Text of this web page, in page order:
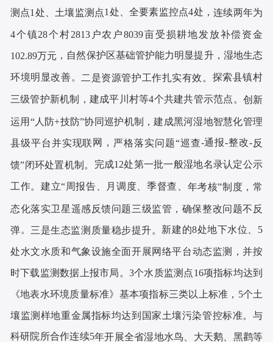
测点1处、土壤监测点1处、全要素监控点4处，连续两年为
4个镇28个村2813户农户8039亩受损耕地发放补偿资金
102.89万元 ， 自然保护区基础管护能力明显提升，湿地生态
环境明显改善。 二是资源管护工作扎实有效。 探索县镇村
三级管护新机制，建成平川村等4个共建共管示范点 。 创新
运用“人防+技防”协同巡护机制，建成黑河湿地智慧化管理
县级平台并实现联 网 ， 严格落实问题“巡查-通报-整改-反
馈”闭环处置机制。 完成12处第一批一般湿地名录认定公示
工作。 建立“周报告 月调度 季督查 年考核”制度，常
态化落实卫星遥感反馈问题三级监管 ，确保整改问题不反
弹。 三是生态监测质量稳步提升。 新建的8处地下水位、5
处水文水质和气象设施全面开展网络平台动态监测，并按
时下载监测数据上报市局 。 3个水质监测点16项指标均达到
《地表水环境质量标准》基本项指标三类以 上标准 ， 5个土
壤监测样地重金属指标均达到国家土壤污染管控标准。与
科研院所合作连续5年开展全省湿地水鸟、大天鹅、黑鹳等